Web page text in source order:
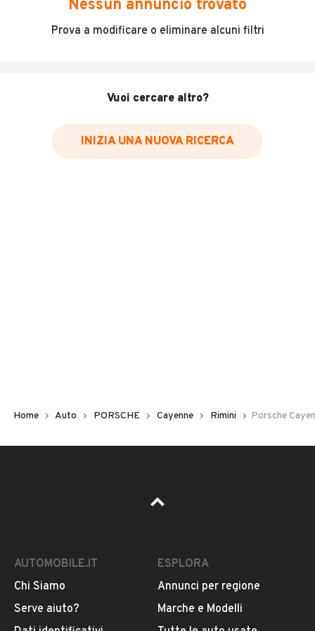
Incidenti in cui è stato coinvolto il veicolo
Data e luogo delle revisioni effettuate
Inserisci il numero di targa per verificare la disponibilità
Pubblicità
Nessun annuncio trovato
Prova a modificare o eliminare alcuni filtri
Vuoi cercare altro?
INIZIA UNA NUOVA RICERCA
Home Auto PORSCHE Cayenne Rimini Porsche
AUTOMOBILE.IT
Chi Siamo
Serve aiuto?
ESPLORA
Annunci per regione
Marche e Modelli